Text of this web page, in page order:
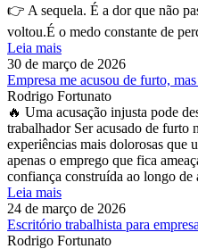
👉 A sequela. É a dor que não
voltou.É o medo constante de
Leia mais
30 de março de 2026
Empresa me acusou de furto,
Rodrigo Fortunato
🔥 Uma acusação injusta pode
trabalhador Ser acusado de furto
experiências mais dolorosas que
apenas o emprego que fica
confiança construída ao longo de
Leia mais
24 de março de 2026
Escritório trabalhista para
Rodrigo Fortunato